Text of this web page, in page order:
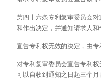
第四十六条专利复审委员会
和作出决定，并通知请求人和
宣告专利权无效的决定，由专
对专利复审委员会宣告专利
可以自收到通知之日起三个月